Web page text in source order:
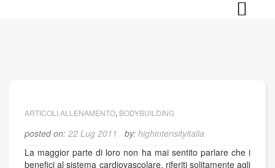
ARTICOLI ALLENAMENTO, BODYBUILDING
posted on: 22 Lug 2011 by: highintensityitalia
La maggior parte di loro non ha mai sentito parlare che i
benefici al sistema cardiovascolare, riferiti solitamente agli